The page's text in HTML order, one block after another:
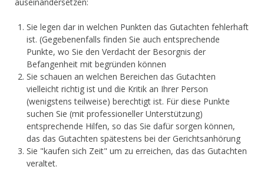
Sie legen dar in welchen Punkten das Gutachten fehlerhaft
ist. (Gegebenenfalls finden Sie auch entsprechende
Punkte, wo Sie den Verdacht der Besorgnis der
Befangenheit mit begründen können
Sie schauen an welchen Bereichen das Gutachten
vielleicht richtig ist und die Kritik an Ihrer Person
(wenigstens teilweise) berechtigt ist. Für diese Punkte
suchen Sie (mit professioneller Unterstützung)
entsprechende Hilfen, so das Sie dafür sorgen können,
das das Gutachten spätestens bei der Gerichtsanhörung
Sie "kaufen sich Zeit" um zu erreichen, das das Gutachten
veraltet.